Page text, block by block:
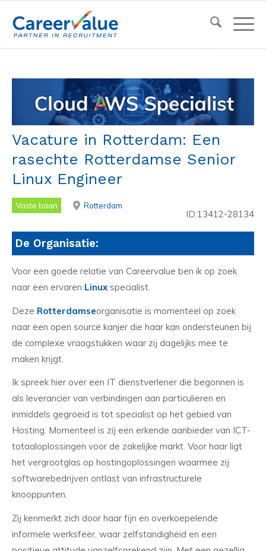
Vacature in Rotterdam: Een
rasechte Rotterdamse Senior
Linux Engineer
Vaste baan Rotterdam
ID:13412-28134
De Organisatie:
Voor een goede relatie van Careervalue ben ik op zoek
naar een ervaren Linux specialist.
Deze Rotterdamseorganisatie is momenteel op zoek
naar een open source kanjer die haar kan ondersteunen bij
de complexe vraagstukken waar zij dagelijks mee te
maken krijgt.
Ik spreek hier over een IT dienstverlener die begonnen is
als leverancier van verbindingen aan particulieren en
inmiddels gegroeid is tot specialist op het gebied van
Hosting. Momenteel is zij een erkende aanbieder van ICT-
totaaloplossingen voor de zakelijke markt. Voor haar ligt
het vergrootglas op hostingoplossingen waarmee zij
softwarebedrijven ontlast van infrastructurele
knooppunten.
Zij kenmerkt zich door haar fijn en overkoepelende
informele werksfeer, waar zelfstandigheid en een